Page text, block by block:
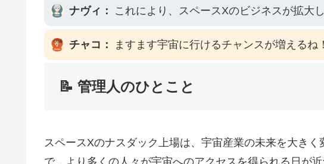
ナヴィ： これにより、スペースXのビジネスが拡大
チャコ： ますます宇宙に行けるチャンスが増えるね
📝 管理人のひとこと
スペースXのナスダック上場は、宇宙産業の未来を大き